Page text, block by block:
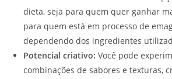
dieta, seja para quem quer ganhar
para quem está em processo de
dependendo dos ingredientes
Potencial criativo: Você pode
combinações de sabores e texturas,